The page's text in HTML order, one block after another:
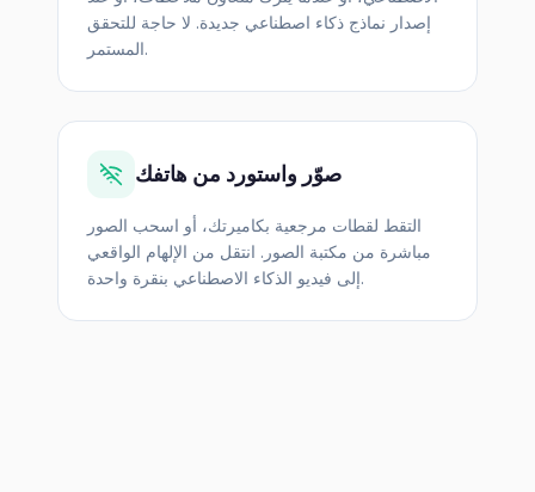
إصدار نماذج ذكاء اصطناعي جديدة. لا حاجة للتحقق
المستمر.
صوّر واستورد من هاتفك
التقط لقطات مرجعية بكاميرتك، أو اسحب الصور
مباشرة من مكتبة الصور. انتقل من الإلهام الواقعي
إلى فيديو الذكاء الاصطناعي بنقرة واحدة.